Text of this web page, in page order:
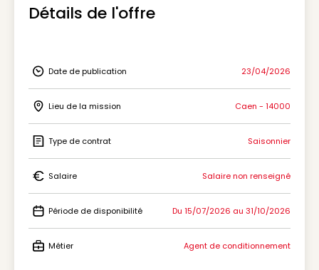
Détails de l'offre
Icon Date de publication
Date de publication 23/04/2026
Icon Lieu de la mission
Lieu de la mission Caen - 14000
Icon Type de contrat
Type de contrat Saisonnier
Icon Salaire
Salaire Salaire non renseigné
Icon Période de disponibilité
Période de disponibilité Du 15/07/2026 au 31/10/2026
Métier Agent de conditionnement